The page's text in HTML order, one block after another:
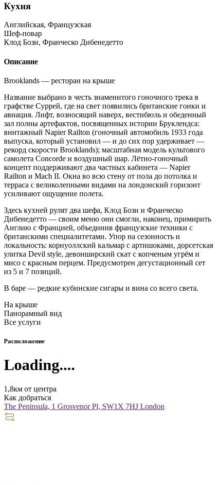
Кухня
Английская, Французская
Шеф-повар
Клод Бози, Франческо Дибенедетто
Описание
Brooklands — ресторан на крыше
Название выбрано в честь знаменитого гоночного трека в
графстве Суррей, где на свет появились британские гонки и
авиация. Лифт, возносящий наверх, вестибюль и обеденный
зал полны артефактов, посвященных истории Бруклендса:
винтажный Napier Railton (гоночный автомобиль 1933 года
выпуска, который установил — и до сих пор удерживает —
рекорд скорости Brooklands); масштабная модель культового
самолета Concorde и воздушный шар. Лётно-гоночный
концепт поддерживают два частных кабинета — Napier
Railton и Mach II. Окна во всю стену от пола до потолка и
терраса с великолепными видами на лондонский горизонт
усиливают ощущение полета.
Здесь кухней рулят два шефа, Клод Бози и Франческо
Дибенедетто — своим меню они смогли, наконец, примирить
Англию с Францией, объединив французские техники с
британскими специалитетами. Упор на сезонность и
локальность: корнуоллский кальмар с артишоками, дорсетская
улитка Devil style, девонширский скат с копченым угрём и
мисо с красным перцем. Предусмотрен дегустационный сет
из 5 и 7 позиций.
В баре — редкие кубинские сигары и вина со всего света.
На крыше
Панорамный вид
Все услуги
Расположение
Loading....
1,8км от центра
Как добраться
The Peninsula, 1 Grosvenor Pl, SW1X 7HJ London